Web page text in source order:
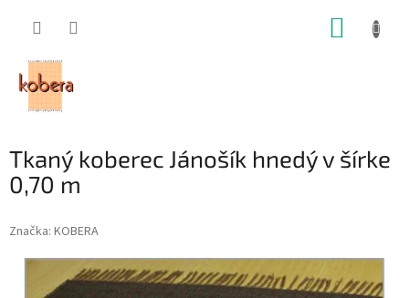
Tkaný koberec Jánošík hnedý v šírke
0,70 m
Značka: KOBERA